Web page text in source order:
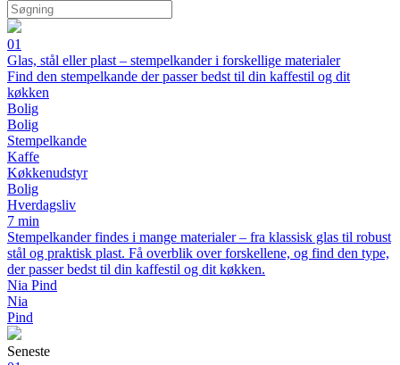
01
Glas, stål eller plast – stempelkander i forskellige materialer
Find den stempelkande der passer bedst til din kaffestil og dit
køkken
Bolig
Bolig
Stempelkande
Kaffe
Køkkenudstyr
Bolig
Hverdagsliv
7 min
Stempelkander findes i mange materialer – fra klassisk glas til robust
stål og praktisk plast. Få overblik over forskellene, og find den type,
der passer bedst til din kaffestil og dit køkken.
Nia Pind
Nia
Pind
Seneste